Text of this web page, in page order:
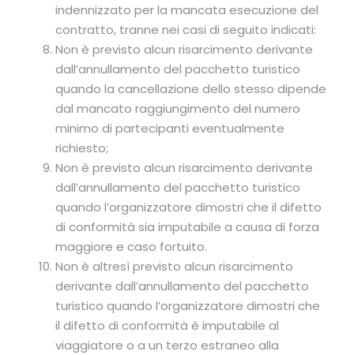
indennizzato per la mancata esecuzione del
contratto, tranne nei casi di seguito indicati:
Non è previsto alcun risarcimento derivante
dall’annullamento del pacchetto turistico
quando la cancellazione dello stesso dipende
dal mancato raggiungimento del numero
minimo di partecipanti eventualmente
richiesto;
Non è previsto alcun risarcimento derivante
dall’annullamento del pacchetto turistico
quando l’organizzatore dimostri che il difetto
di conformità sia imputabile a causa di forza
maggiore e caso fortuito.
Non è altresì previsto alcun risarcimento
derivante dall’annullamento del pacchetto
turistico quando l’organizzatore dimostri che
il difetto di conformità è imputabile al
viaggiatore o a un terzo estraneo alla